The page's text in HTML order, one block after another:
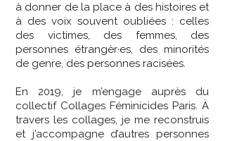
à donner de la place à des histoires et
à des voix souvent oubliées : celles
des victimes, des femmes, des
personnes étrangèr·es, des minorités
de genre, des personnes racisées.
En 2019, je m’engage auprès du
collectif Collages Féminicides Paris. À
travers les collages, je me reconstruis
et j’accompagne d’autres personnes